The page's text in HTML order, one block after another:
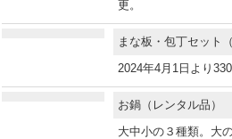
更。
まな板・包丁セッ
2024年4月1日より
お鍋（レンタル品
大中小の３種類。大